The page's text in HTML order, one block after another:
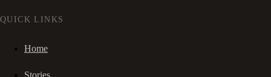
QUICK LINKS
Home